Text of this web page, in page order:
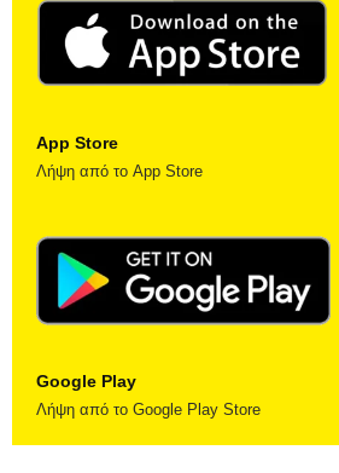
App Store
Λήψη από το App Store
Google Play
Λήψη από το Google Play Store